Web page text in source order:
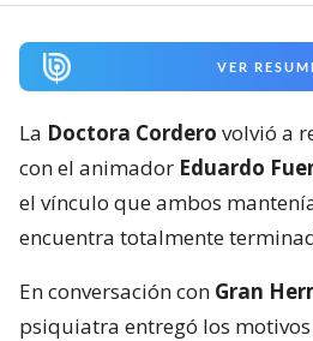
VER
La Doctora Cordero volvió a
con el animador Eduardo
el vínculo que ambos
encuentra totalmente
En conversación con Gran
psiquiatra entregó los motivos